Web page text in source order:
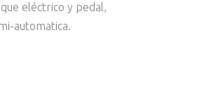
eléctrico y pedal,
automatica.